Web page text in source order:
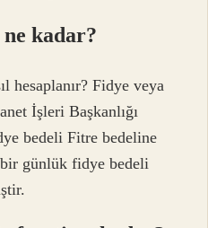
kadar?
hesaplanır? Fidye veya
İşleri Başkanlığı
bedeli Fitre bedeline
günlük fidye bedeli